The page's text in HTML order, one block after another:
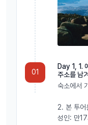
01
Day 1, 1.
주소를 남
숙소에서
2. 본 투어
성인: 만